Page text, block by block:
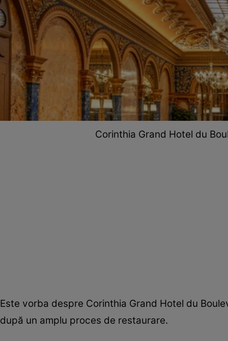
Corinthia Grand Hotel du
Este vorba despre Corinthia Grand Hotel du
după un amplu proces de restaurare.